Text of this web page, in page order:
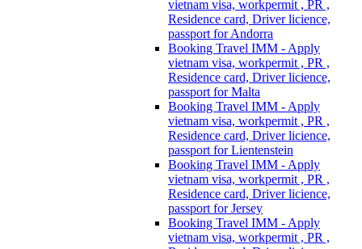
vietnam visa, workpermit , PR ,
Residence card, Driver licience,
passport for Andorra
Booking Travel IMM - Apply
vietnam visa, workpermit , PR ,
Residence card, Driver licience,
passport for Malta
Booking Travel IMM - Apply
vietnam visa, workpermit , PR ,
Residence card, Driver licience,
passport for Lientenstein
Booking Travel IMM - Apply
vietnam visa, workpermit , PR ,
Residence card, Driver licience,
passport for Jersey
Booking Travel IMM - Apply
vietnam visa, workpermit , PR ,